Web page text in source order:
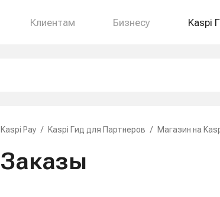
Клиентам Бизнесу Kaspi
Kaspi Pay / Kaspi Гид для Партнеров / Магазин на
Заказы